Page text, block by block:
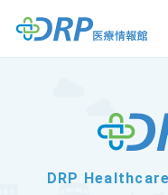
最新の注目記事
DRP